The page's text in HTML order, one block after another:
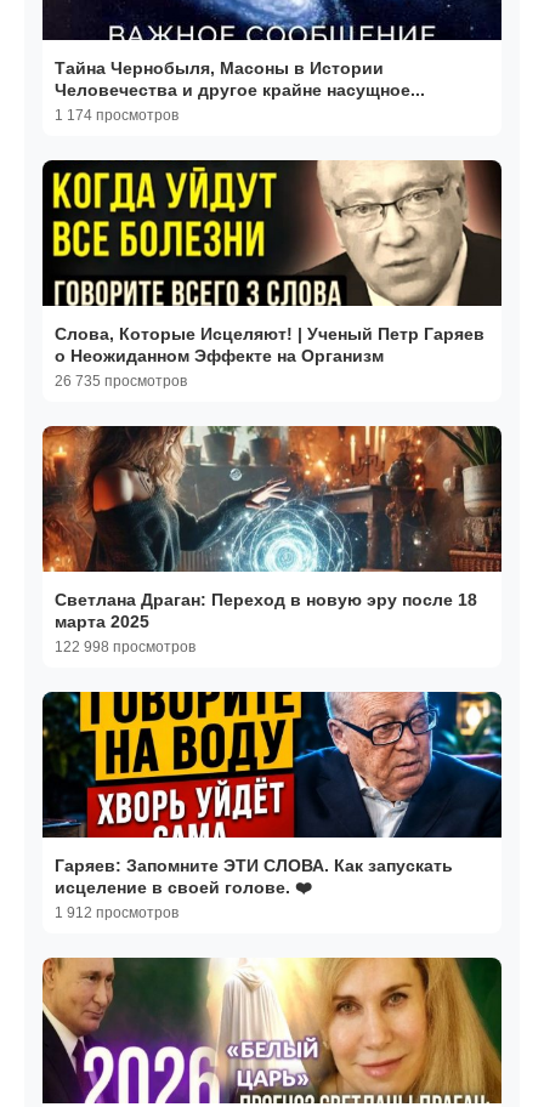
Тайна Чернобыля, Масоны в Истории
Человечества и другое крайне насущное...
1 174 просмотров
Слова, Которые Исцеляют! | Ученый Петр Гаряев
о Неожиданном Эффекте на Организм
26 735 просмотров
Светлана Драган: Переход в новую эру после 18
марта 2025
122 998 просмотров
Гаряев: Запомните ЭТИ СЛОВА. Как запускать
исцеление в своей голове. ❤️
1 912 просмотров